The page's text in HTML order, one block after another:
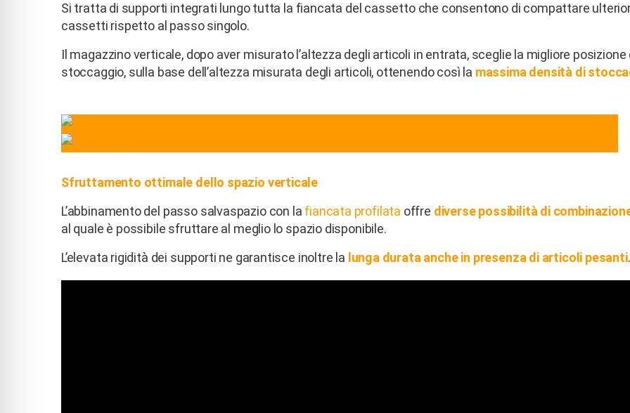
Si tratta di supporti integrati lungo tutta la fiancata del cassetto che consentono di compattare
cassetti rispetto al passo singolo.
Il magazzino verticale, dopo aver misurato l’altezza degli articoli in entrata, sceglie la migliore posizione
stoccaggio, sulla base dell’altezza misurata degli articoli, ottenendo così la massima densità di
Sfruttamento ottimale dello spazio verticale
L’abbinamento del passo salvaspazio con la fiancata profilata offre diverse possibilità di
al quale è possibile sfruttare al meglio lo spazio disponibile.
L’elevata rigidità dei supporti ne garantisce inoltre la lunga durata anche in presenza di articoli pesanti.